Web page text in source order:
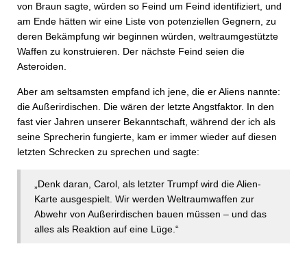
von Braun sagte, würden so Feind um Feind identifiziert, und
am Ende hätten wir eine Liste von potenziellen Gegnern, zu
deren Bekämpfung wir beginnen würden, weltraumgestützte
Waffen zu konstruieren. Der nächste Feind seien die
Asteroiden.
Aber am seltsamsten empfand ich jene, die er Aliens nannte:
die Außerirdischen. Die wären der letzte Angstfaktor. In den
fast vier Jahren unserer Bekanntschaft, während der ich als
seine Sprecherin fungierte, kam er immer wieder auf diesen
letzten Schrecken zu sprechen und sagte:
„Denk daran, Carol, als letzter Trumpf wird die Alien-
Karte ausgespielt. Wir werden Weltraumwaffen zur
Abwehr von Außerirdischen bauen müssen – und das
alles als Reaktion auf eine Lüge.“